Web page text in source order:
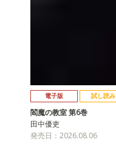
電子版 試し読み
閻魔の教室 第6巻
田中優吏
発売日：2026.08.06